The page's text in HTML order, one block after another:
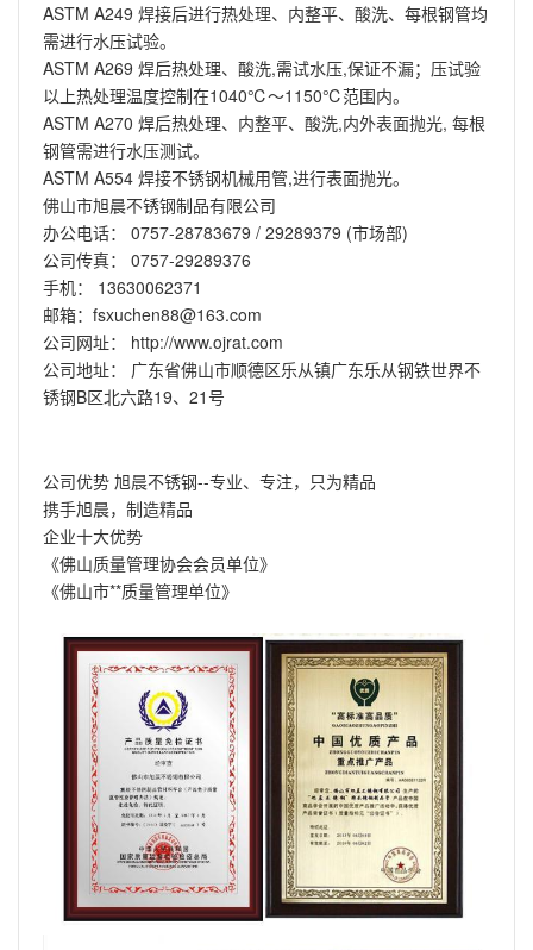
ASTM A249 焊接后进行热处理、内整平、酸洗、每根钢管均
需进行水压试验。
ASTM A269 焊后热处理、酸洗,需试水压,保证不漏；压试验
以上热处理温度控制在1040℃～1150℃范围内。
ASTM A270 焊后热处理、内整平、酸洗,内外表面抛光, 每根
钢管需进行水压测试。
ASTM A554 焊接不锈钢机械用管,进行表面抛光。
佛山市旭晨不锈钢制品有限公司
办公电话： 0757-28783679 / 29289379 (市场部)
公司传真： 0757-29289376
手机： 13630062371
邮箱：fsxuchen88@163.com
公司网址： http://www.ojrat.com
公司地址： 广东省佛山市顺德区乐从镇广东乐从钢铁世界不
锈钢B区北六路19、21号
公司优势 旭晨不锈钢--专业、专注，只为精品
携手旭晨，制造精品
企业十大优势
《佛山质量管理协会会员单位》
《佛山市**质量管理单位》